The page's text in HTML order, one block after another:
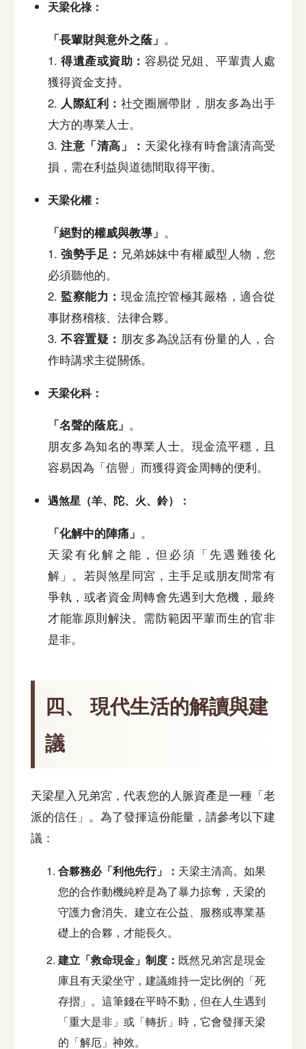
天梁化祿：
「長輩財與意外之蔭」 。
1.得遺產或資助： 容易從兄姐、平輩貴人處
獲得資金支持。
2. 人際紅利： 社交圈層帶財，朋友多為出手
大方的專業人士。
3.注意「清高」： 天梁化祿有時會讓清高受
損，需在利益與道德間取得平衡。
天梁化權：
「絕對的權威與教導」 。
1.強勢手足： 兄弟姊妹中有權威型人物，您
必須聽他的。
2. 監察能力： 現金流控管極其嚴格，適合從
事財務稽核、法律合夥。
3.不容置疑： 朋友多為說話有份量的人，合
作時講求主從關係。
天梁化科：
「名聲的蔭庇」 。
朋友多為知名的專業人士。現金流平穩，且
容易因為「信譽」而獲得資金周轉的便利。
遇煞星（羊、陀、火、鈴）：
「化解中的陣痛」 。
天梁有化解之能，但必須「先遇難後化
解」。若與煞星同宮，主手足或朋友間常有
爭執，或者資金周轉會先遇到大危機，最終
才能靠原則解決。需防範因平輩而生的官非
是非。
四、 現代生活的解讀與建
議
天梁星入兄弟宮，代表您的人脈資產是一種「老
派的信任」。為了發揮這份能量，請參考以下建
議：
合夥務必「利他先行」： 天梁主清高。如果
您的合作動機純粹是為了暴力掠奪，天梁的
守護力會消失。建立在公益、服務或專業基
礎上的合夥，才能長久。
建立「救命現金」制度： 既然兄弟宮是現金
庫且有天梁坐守，建議維持一定比例的「死
存摺」。這筆錢在平時不動，但在人生遇到
「重大是非」或「轉折」時，它會發揮天梁
的「解厄」神效。